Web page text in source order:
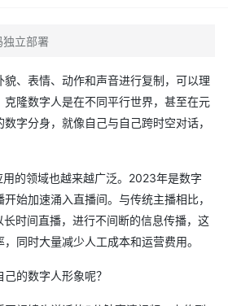
立部署
貌、表情、动作和声音进行复制，可以理
隆数字人是在不同平行世界，甚至在元
字分身，就像自己与自己跨时空对话，
的领域也越来越广泛。2023年是数字
始加速涌入直播间。与传统主播相比，
时间直播，进行不间断的信息传播，这
同时大量减少人工成本和运营费用。
的数字人形象呢？